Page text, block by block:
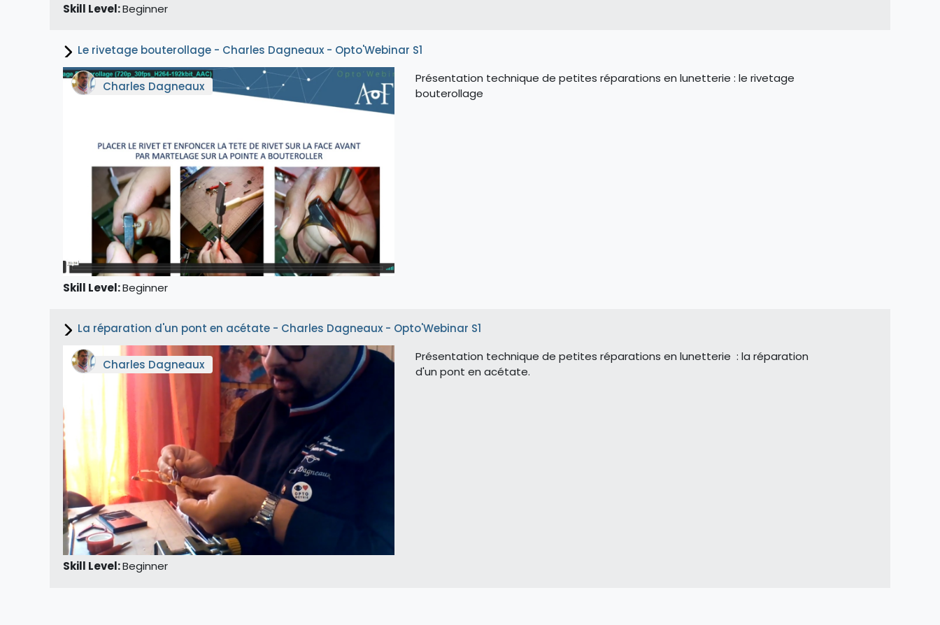
Skill Level:Beginner
Le rivetage bouterollage - Charles Dagneaux - Opto'Webinar S1
Charles Dagneaux
Présentation technique de petites réparations en lunetterie : le rivetage
bouterollage
Skill Level:Beginner
La réparation d'un pont en acétate - Charles Dagneaux - Opto'Webinar S1
Charles Dagneaux
Présentation technique de petites réparations en lunetterie : la réparation
d'un pont en acétate.
Skill Level:Beginner